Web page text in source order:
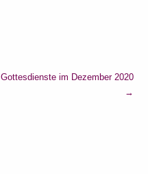
Gottesdienste im Dezember 2020
→